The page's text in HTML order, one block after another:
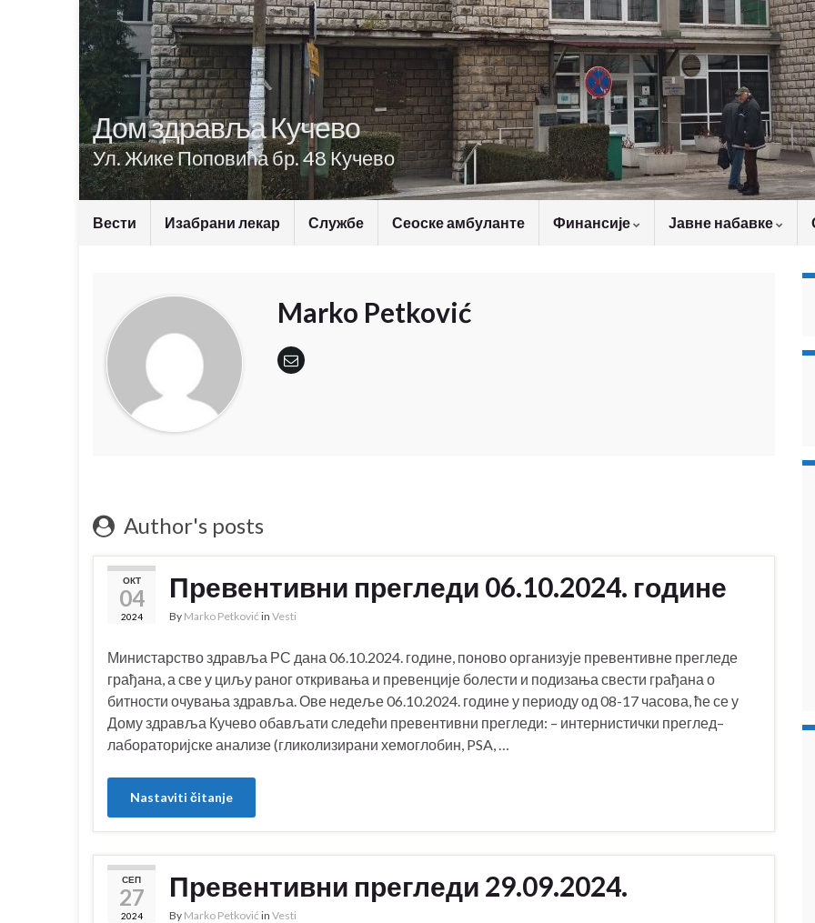
Дом здравља Кучево
Ул. Жике Поповића бр. 48 Кучево
Вести Изабрани лекар Службе Сеоске амбуланте Финансије Јавне набавке
Marko Petković
Author's posts
ОКТ
04
2024
Превентивни прегледи 06.10.2024. године
By Marko Petković in Vesti
Министарство здравља РС дана 06.10.2024. године, поново организује превентивне прегледе
грађана, а све у циљу раног откривања и превенције болести и подизања свести грађана о
битности очувања здравља. Ове недеље 06.10.2024. године у периоду од 08-17 часова, ће се у
Дому здравља Кучево обављати следећи превентивни прегледи: – интернистички преглед–
лабораторијске анализе (гликолизирани хемоглобин, PSA, …
Nastaviti čitanje
СЕП
27
2024
Превентивни прегледи 29.09.2024.
By Marko Petković in Vesti